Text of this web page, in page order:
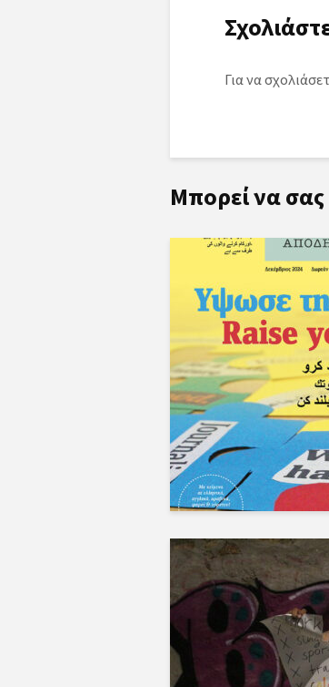
Για να
Μπορεί να